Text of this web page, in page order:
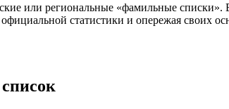
или региональные «фамильные
статистики и опережая своих